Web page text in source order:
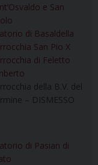
e San
di Basaldella
San Pio X
di Feletto
della B.V. del
– DISMESSO
di Pasian di